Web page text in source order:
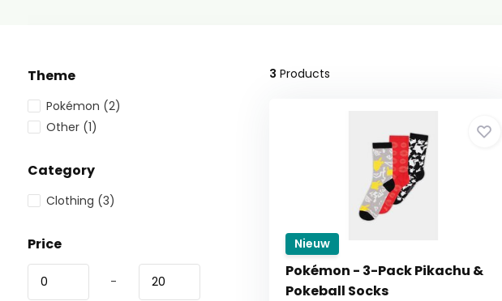
Theme
Pokémon (2)
Other (1)
Category
Clothing (3)
Price
-
3 Products
Nieuw
Pokémon - 3-Pack Pikachu &
Pokeball Socks